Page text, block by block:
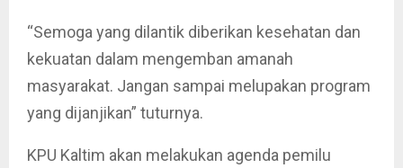
“Semoga yang dilantik diberikan kesehatan dan
kekuatan dalam mengemban amanah
masyarakat. Jangan sampai melupakan program
yang dijanjikan” tuturnya.
KPU Kaltim akan melakukan agenda pemilu